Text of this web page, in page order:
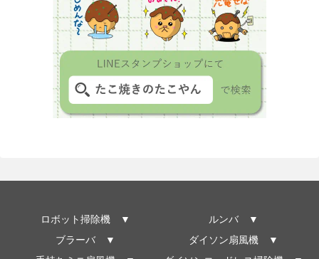
ロボット掃除機 ▼
ルンバ ▼
ブラーバ ▼
ダイソン扇風機 ▼